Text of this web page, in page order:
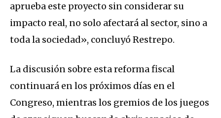
aprueba este proyecto sin considerar su
impacto real, no solo afectará al sector, sino a
toda la sociedad», concluyó Restrepo.
La discusión sobre esta reforma fiscal
continuará en los próximos días en el
Congreso, mientras los gremios de los juegos